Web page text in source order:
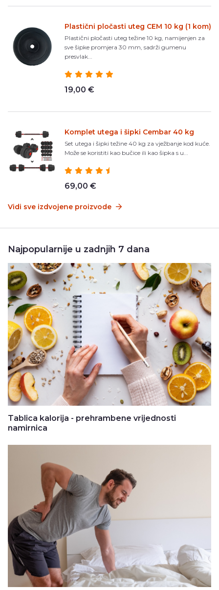
Plastični pločasti uteg CEM 10 kg (1 kom)
Plastični pločasti uteg težine 10 kg, namijenjen za
sve šipke promjera 30 mm, sadrži gumenu
presvlak...
19,00 €
Komplet utega i šipki Cembar 40 kg
Set utega i šipki težine 40 kg za vježbanje kod kuće.
Može se koristiti kao bučice ili kao šipka s u...
69,00 €
Vidi sve izdvojene proizvode
Najpopularnije u zadnjih 7 dana
Tablica kalorija - prehrambene vrijednosti
namirnica